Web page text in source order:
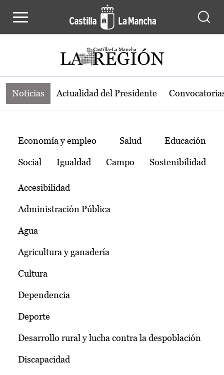
Noticias de la región de Castilla-La
Noticias Actualidad del Presidente
Temas
Economía y empleo Salud Educación
Social Igualdad Campo Sostenibilidad
Accesibilidad
Administración Pública
Agua
Agricultura y ganadería
Cultura
Dependencia
Deporte
Desarrollo rural y lucha contra la despoblación
Discapacidad